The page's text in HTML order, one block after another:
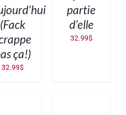
(Fack
ça!)
32.99$
partie
d’elle
32.99$